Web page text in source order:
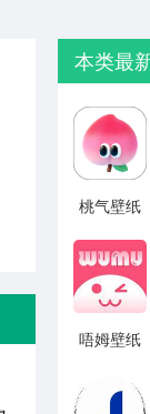
本类最
桃气壁纸
唔姆壁纸